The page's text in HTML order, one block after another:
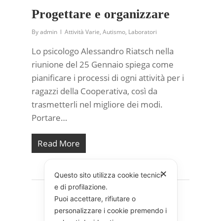
Progettare e organizzare
Byadmin Attività Varie, Autismo, Laboratori
Lo psicologo Alessandro Riatsch nella
riunione del 25 Gennaio spiega come
pianificare i processi di ogni attività per i
ragazzi della Cooperativa, così da
trasmetterli nel migliore dei modi.
Portare…
Read More
✕
Questo sito utilizza cookie tecnici
e di profilazione.
Puoi accettare, rifiutare o
personalizzare i cookie premendo i